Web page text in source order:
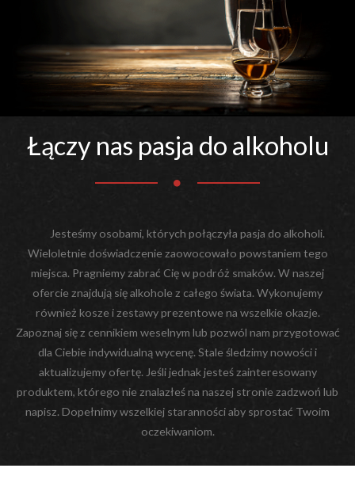
Łączy nas pasja do alkoholu
Jesteśmy osobami, których połączyła pasja do alkoholi.
Wieloletnie doświadczenie zaowocowało powstaniem tego
miejsca. Pragniemy zabrać Cię w podróż smaków. W naszej
ofercie znajdują się alkohole z całego świata. Wykonujemy
również kosze i zestawy prezentowe na wszelkie okazje.
Zapoznaj się z cennikiem weselnym lub pozwól nam przygotować
dla Ciebie indywidualną wycenę. Stale śledzimy nowości i
aktualizujemy ofertę. Jeśli jednak jesteś zainteresowany
produktem, którego nie znalazłeś na naszej stronie zadzwoń lub
napisz. Dopełnimy wszelkiej staranności aby sprostać Twoim
oczekiwaniom.